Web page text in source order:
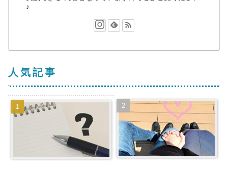
♪
人気記事